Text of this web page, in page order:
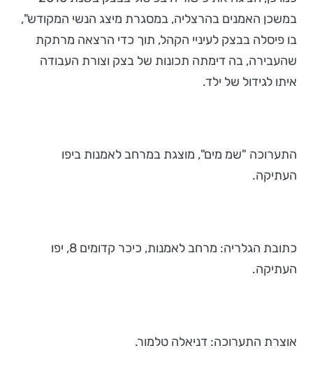
במשכן האמנים בהרצליה, במסגרת מיצג הנשי המקודש",
בו פיסלה בבצק לעיניי הקהל, תוך כדי הרצאה מרתקת
שהעבירה, בה דימתה תכונות של בצק וצורת העבודה
איתו לגידול של ילד.
התערוכה "שמ מים", מוצגת במרחב לאמנות ביפו
העתיקה.
כתובת הגלריה: מרחב לאמנות, כיכר קדומים 8, יפו
העתיקה.
אוצרת התערוכה: דניאלה טלמור.